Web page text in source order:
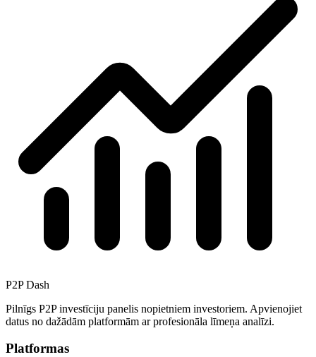
P2P Dash
Pilnīgs P2P investīciju panelis nopietniem investoriem. Apvienojiet
datus no dažādām platformām ar profesionāla līmeņa analīzi.
Platformas